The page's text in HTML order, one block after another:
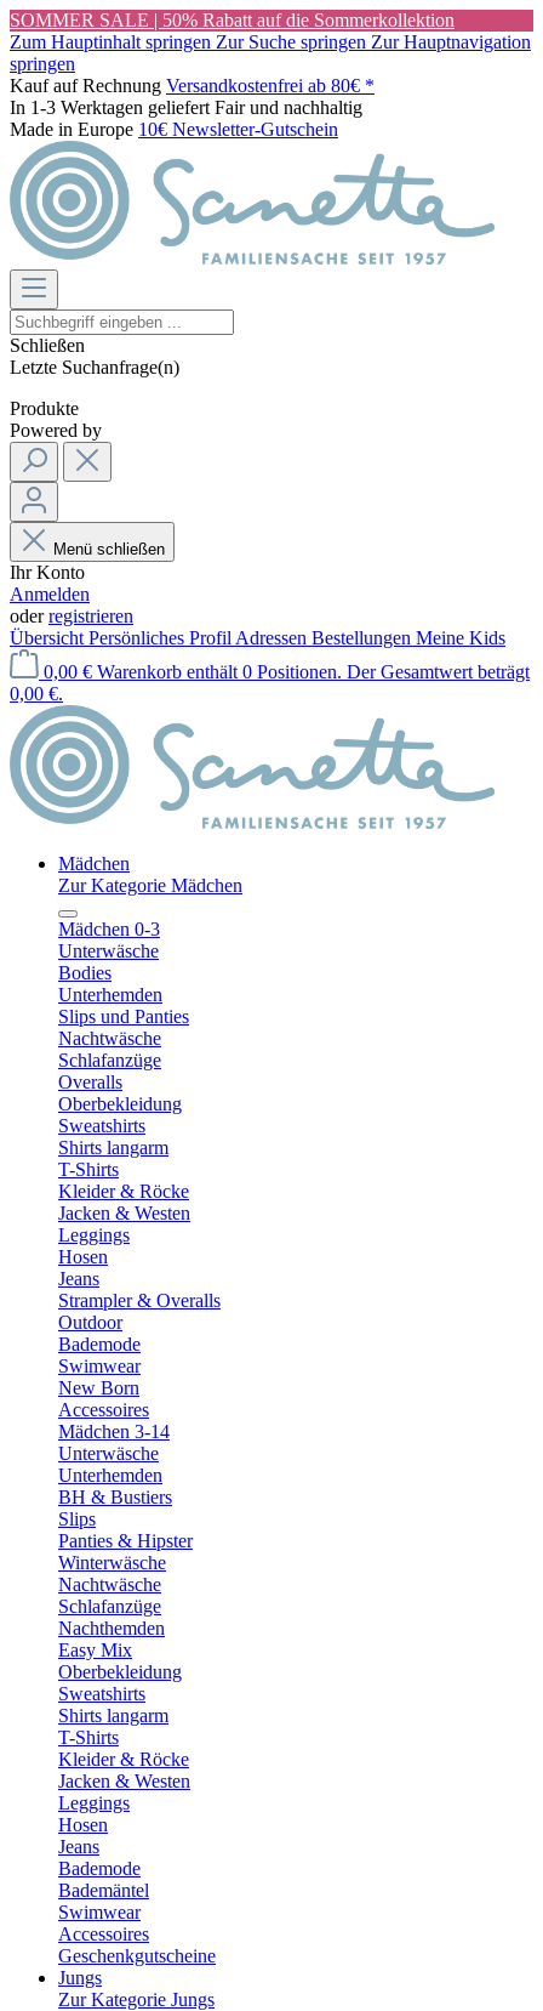
SOMMER SALE | 50% Rabatt auf die Sommerkollektion
Zum Hauptinhalt springen Zur Suche springen Zur Hauptnavigation
springen
Kauf auf Rechnung Versandkostenfrei ab 80€ *
In 1-3 Werktagen geliefert Fair und nachhaltig
Made in Europe 10€ Newsletter-Gutschein
Schließen
Letzte Suchanfrage(n)
Produkte
Powered by
Menü schließen
Ihr Konto
Anmelden
oderregistrieren
Übersicht Persönliches Profil Adressen Bestellungen Meine Kids
0,00 € Warenkorb enthält 0 Positionen. Der Gesamtwert beträgt
0,00 €.
Mädchen
Zur Kategorie Mädchen
Mädchen 0-3
Unterwäsche
Bodies
Unterhemden
Slips und Panties
Nachtwäsche
Schlafanzüge
Overalls
Oberbekleidung
Sweatshirts
Shirts langarm
T-Shirts
Kleider & Röcke
Jacken & Westen
Leggings
Hosen
Jeans
Strampler & Overalls
Outdoor
Bademode
Swimwear
New Born
Accessoires
Mädchen 3-14
Unterwäsche
Unterhemden
BH & Bustiers
Slips
Panties & Hipster
Winterwäsche
Nachtwäsche
Schlafanzüge
Nachthemden
Easy Mix
Oberbekleidung
Sweatshirts
Shirts langarm
T-Shirts
Kleider & Röcke
Jacken & Westen
Leggings
Hosen
Jeans
Bademode
Bademäntel
Swimwear
Accessoires
Geschenkgutscheine
Jungs
Zur Kategorie Jungs